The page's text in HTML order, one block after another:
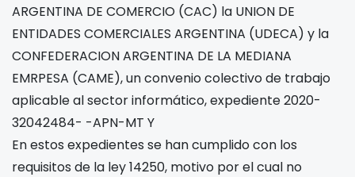
ARGENTINA DE COMERCIO (CAC) la UNION DE
ENTIDADES COMERCIALES ARGENTINA (UDECA) y la
CONFEDERACION ARGENTINA DE LA MEDIANA
EMRPESA (CAME), un convenio colectivo de trabajo
aplicable al sector informático, expediente 2020-
32042484- -APN-MT Y
En estos expedientes se han cumplido con los
requisitos de la ley 14250, motivo por el cual no